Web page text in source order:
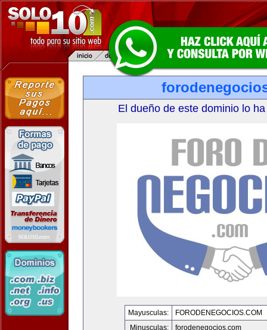
El dueño de este dominio lo
Mayusculas:
FORODENEGOCIOS.COM
Minusculas:
forodenegocios.com